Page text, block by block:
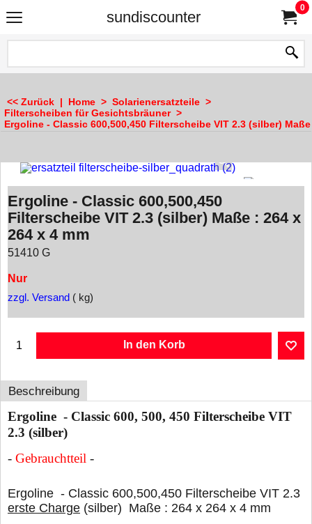
sundiscounter
0
<< Zurück | Home > Solarienersatzteile >
Filterscheiben für Gesichtsbräuner>
Ergoline - Classic 600,500,450 Filterscheibe VIT 2.3 (silber)
Ergoline - Classic 600,500,450
Filterscheibe VIT 2.3 (silber) Maße : 264 x
264 x 4 mm
51410 G
Nur
zzgl. Versand kg
In den Korb
Beschreibung
Ergoline - Classic 600, 500, 450 Filterscheibe VIT
2.3 (silber)
- Gebrauchtteil -
Ergoline - Classic 600,500,450 Filterscheibe VIT 2.3
erste Charge (silber) Maße : 264 x 264 x 4 mm